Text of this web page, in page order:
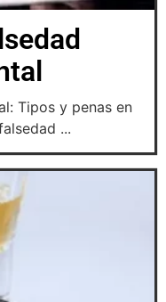
Tipos y penas en
...